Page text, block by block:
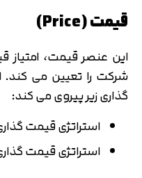
قیمت (Price)
این عنصر قیمت،
شرکت را تعیین می کند.
گذاری زیر پیروی می کند:
استراتژی قیمت
استراتژی قیمت